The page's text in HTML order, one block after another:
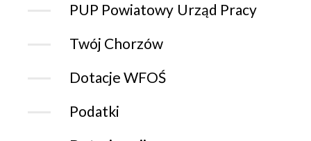
PUP Powiatowy Urząd Pracy
Twój Chorzów
Dotacje WFOŚ
Podatki